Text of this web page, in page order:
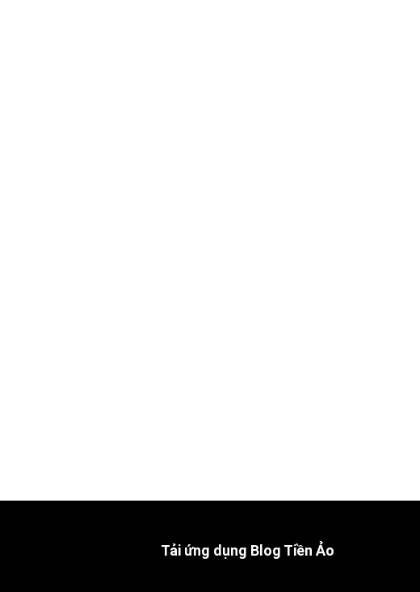
Tải ứng dụng Blog Tiền Ảo